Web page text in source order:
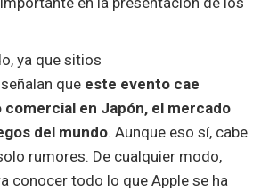
ya que sitios
señalan que este evento cae
en Japón, el mercado
del mundo. Aunque eso sí, cabe
rumores. De cualquier modo,
conocer todo lo que Apple se ha